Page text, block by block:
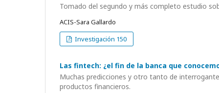
Tomado del segundo y más completo estudio
ACIS-Sara Gallardo
Investigación 150
Las fintech: ¿el fin de la banca que
Muchas predicciones y otro tanto de
productos financieros.